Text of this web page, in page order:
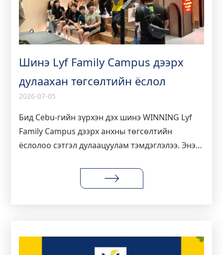
Шинэ Lyf Family Campus дээрх
дулаахан төгсөлтийн ёслол
2026-07-05
Бид Cebu-гийн зүрхэн дэх шинэ WINNING Lyf
Family Campus дээрх анхны төгсөлтийн
ёслолоо сэтгэл дулаацуулам тэмдэглэлээ. Энэ
шинэ сургалтын орон зай, WINNING гэр
бүлийн нэг хэсэг болно гэдгийн утга учрыг